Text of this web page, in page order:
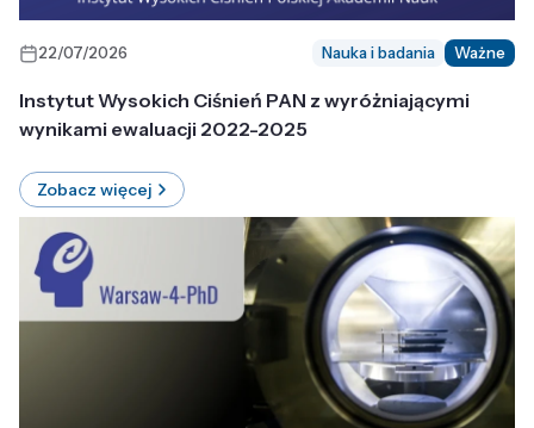
22/07/2026 Nauka i badania Ważne
Instytut Wysokich Ciśnień PAN z wyróżniającymi
wynikami ewaluacji 2022-2025
Zobacz więcej